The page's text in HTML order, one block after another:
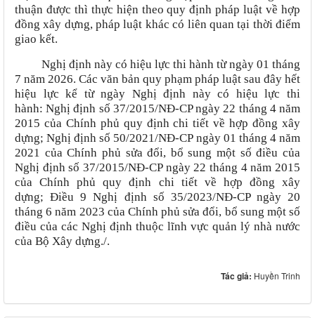
thuận được thì thực hiện theo quy định pháp luật về hợp
đồng xây dựng, pháp luật khác có liên quan tại thời điểm
giao kết.
Nghị định này có hiệu lực thi hành từ ngày 01 tháng
7 năm 2026. Các văn bản quy phạm pháp luật sau đây hết
hiệu lực kể từ ngày Nghị định này có hiệu lực thi
hành:Nghị định số 37/2015/NĐ-CP ngày 22 tháng 4 năm
2015 của Chính phủ quy định chi tiết về hợp đồng xây
dựng; Nghị định số 50/2021/NĐ-CP ngày 01 tháng 4 năm
2021 của Chính phủ sửa đổi, bổ sung một số điều của
Nghị định số 37/2015/NĐ-CP ngày 22 tháng 4 năm 2015
của Chính phủ quy định chi tiết về hợp đồng xây
dựng; Điều 9 Nghị định số 35/2023/NĐ-CP ngày 20
tháng 6 năm 2023 của Chính phủ sửa đổi, bổ sung một số
điều của các Nghị định thuộc lĩnh vực quản lý nhà nước
của Bộ Xây dựng./.
Tác giả: Huyền Trinh